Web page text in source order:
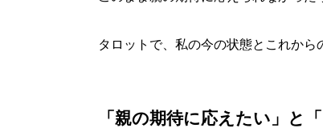
タロットで、私の今の状態とこれから
「親の期待に応えたい」と